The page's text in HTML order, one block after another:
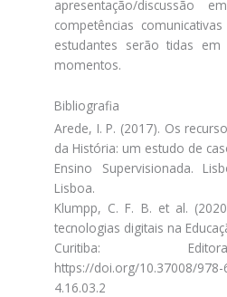
apresentação/discussão
competências
estudantes serão tidas
momentos.
Bibliografia
Arede, I. P. (2017). Os
da História: um estudo de
Ensino Supervisionada.
Lisboa.
Klumpp, C. F. B. et al.
tecnologias digitais na
Curitiba:
https://doi.org/10.37008/
4.16.03.2